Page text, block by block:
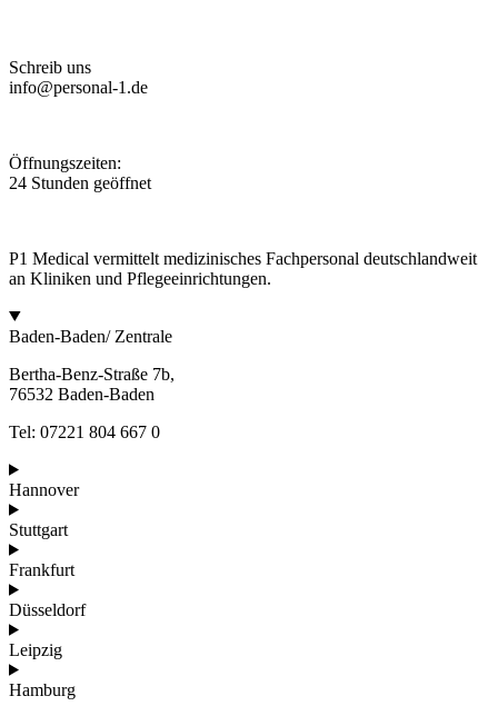
Schreib uns
info@personal-1.de
Öffnungszeiten:
24 Stunden geöffnet
P1 Medical vermittelt medizinisches Fachpersonal deutschlandweit
an Kliniken und Pflegeeinrichtungen.
Baden-Baden/ Zentrale
Bertha-Benz-Straße 7b,
76532 Baden-Baden
Tel: 07221 804 667 0
Hannover
Stuttgart
Frankfurt
Düsseldorf
Leipzig
Hamburg